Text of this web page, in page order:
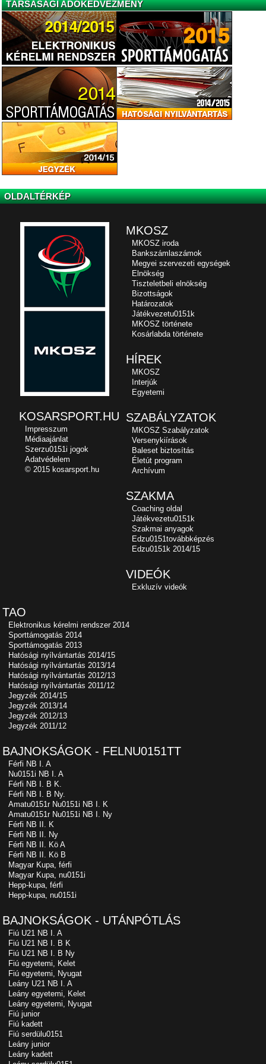
TÁRSASÁGI ADÓKEDVEZMÉNY
OLDALTÉRKÉP
MKOSZ
MKOSZ iroda
Bankszámlaszámok
Megyei szervezeti egységek
Elnökség
Tiszteletbeli elnökség
Bizottságok
Határozatok
Játékvezetu0151k
MKOSZ története
Kosárlabda története
HÍREK
MKOSZ
Interjúk
Egyetemi
SZABÁLYZATOK
MKOSZ Szabályzatok
Versenykiírások
Baleset biztosítás
Életút program
Archívum
SZAKMA
Coaching oldal
Játékvezetu0151k
Szakmai anyagok
Edzu0151továbbképzés
Edzu0151k 2014/15
VIDEÓK
Exkluzív videók
TAO
Elektronikus kérelmi rendszer 2014
Sporttámogatás 2014
Sporttámogatás 2013
Hatósági nyílvántartás 2014/15
Hatósági nyílvántartás 2013/14
Hatósági nyílvántartás 2012/13
Hatósági nyílvántartás 2011/12
Jegyzék 2014/15
Jegyzék 2013/14
Jegyzék 2012/13
Jegyzék 2011/12
BAJNOKSÁGOK - FELNU0151TT
Férfi NB I. A
Nu0151i NB I. A
Férfi NB I. B K.
Férfi NB I. B Ny.
Amatu0151r Nu0151i NB I. K
Amatu0151r Nu0151i NB I. Ny
Férfi NB II. K
Férfi NB II. Ny
Férfi NB II. Kö A
Férfi NB II. Kö B
Magyar Kupa, férfi
Magyar Kupa, nu0151i
Hepp-kupa, férfi
Hepp-kupa, nu0151i
BAJNOKSÁGOK - UTÁNPÓTLÁS
Fiú U21 NB I. A
Fiú U21 NB I. B K
Fiú U21 NB I. B Ny
Fiú egyetemi, Kelet
Fiú egyetemi, Nyugat
Leány U21 NB I. A
Leány egyetemi, Kelet
Leány egyetemi, Nyugat
Fiú junior
Fiú kadett
Fiú serdülu0151
Leány junior
Leány kadett
KOSARSPORT.HU
Impresszum
Médiaajánlat
Szerzu0151i jogok
Adatvédelem
© 2015 kosarsport.hu